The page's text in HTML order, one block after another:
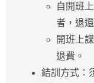
自開班
者，退
開班上
退費。
結訓方式：